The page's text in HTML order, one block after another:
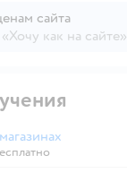
сайта
как на сайте»